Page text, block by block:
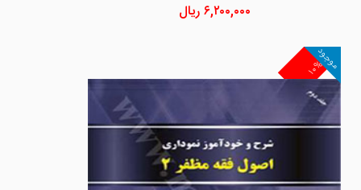
۶,۲۰۰,۰۰۰ریال
۱۰%
موجود